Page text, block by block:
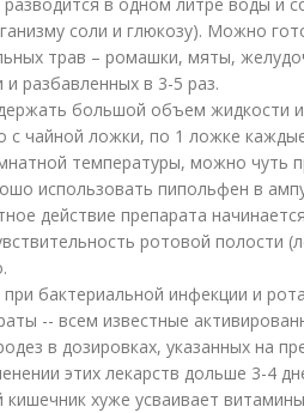
соли и глюкозу). Можно
трав – ромашки, мяты,
и разбавленных в 3-5 раз.
большой объем жидкости
с чайной ложки, по 1 ложке
температуры, можно чуть
использовать пипольфен в
действие препарата
ротовой полости
бактериальной инфекции и
-- всем известные
в дозировках, указанных на
этих лекарств дольше 3-4
хуже усваивает